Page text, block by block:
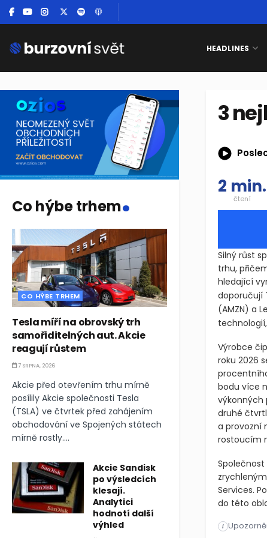
HEADLINES
3
2 min.
čtení
Silný růst
trhu,
hledající
doporučují
(AMZN) a
Výrobce
roku 2026
bodu více
výkonných
druhé
a provozní
rostoucím
Services.
do této
Silný růst
i
Co hýbe trhem.
CO HÝBE TRHEM
Tesla míří na obrovský trh
samořiditelných aut. Akcie
reagují růstem
7 SRPNA, 2026
Akcie před otevřením trhu mírně
posílily Akcie společnosti Tesla
(TSLA) ve čtvrtek před zahájením
obchodování ve Spojených státech
mírně rostly....
Akcie Sandisk
po výsledcích
klesají.
Analytici
hodnotí další
výhled